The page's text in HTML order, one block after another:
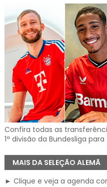
Confira todas as
1ª divisão da Bundesliga
MAIS DA SELEÇÃO ALEMÃ
► Clique e veja a agenda